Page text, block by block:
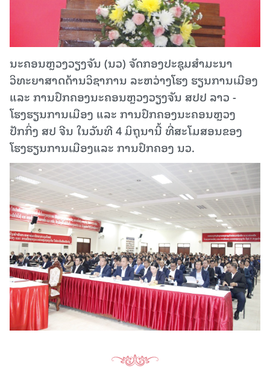
ນະຄອນຫຼວງວຽງຈັນ (ນວ) ຈັດກອງປະຊຸມສໍາມະນາ
ວິທະຍາສາດດ້ານວິຊາການ ລະຫວ່າງໂຮງ ຮຽນການເມືອງ
ແລະ ການປົກຄອງນະຄອນຫຼວງວຽງຈັນ ສປປ ລາວ -
ໂຮງຮຽນການເມືອງ ແລະ ການປົກຄອງນະຄອນຫຼວງ
ປັກກິ່ງ ສປ ຈີນ ໃນວັນທີ 4 ມິຖຸນານີ້ ທີ່ສະໂມສອນຂອງ
ໂຮງຮຽນການເມືອງແລະ ການປົກຄອງ ນວ.